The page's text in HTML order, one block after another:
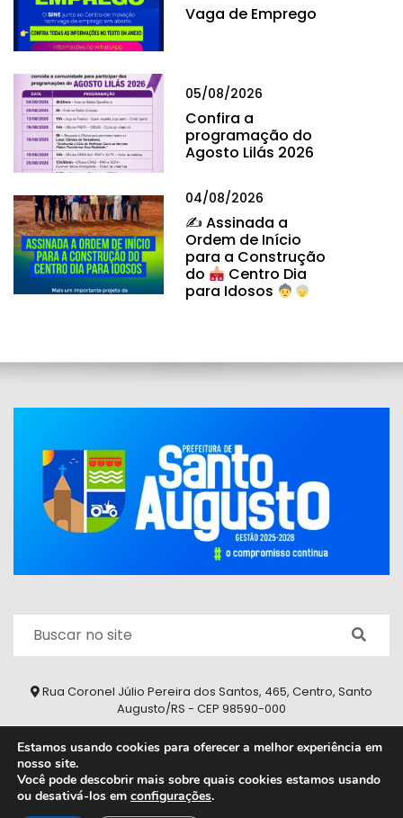
Vaga de Emprego
05/08/2026
Confira a
programação do
Agosto Lilás 2026
04/08/2026
✍ Assinada a
Ordem de Início
para a Construção
do
Centro Dia
para Idosos
Rua Coronel Júlio Pereira dos Santos, 465, Centro, Santo
Augusto/RS - CEP 98590-000
Estamos usando cookies para oferecer a melhor experiência em
nosso site.
Você pode descobrir mais sobre quais cookies estamos usando
ou desativá-los em configurações.